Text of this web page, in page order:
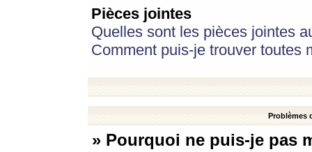
Pièces jointes
Quelles sont les pièces jointes
Comment puis-je trouver toutes
Problèmes
» Pourquoi ne puis-je pas